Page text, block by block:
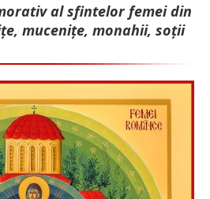
al sfintelor femei din
mu­cenițe, monahii, soții